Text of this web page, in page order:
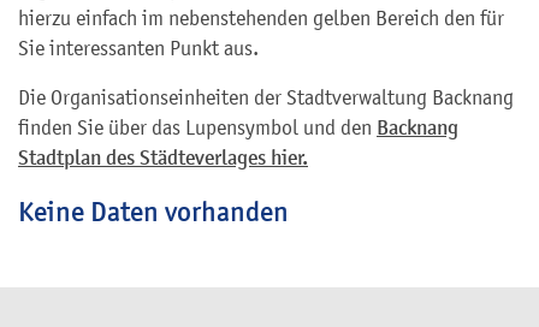
hierzu einfach im nebenstehenden gelben Bereich den für
Sie interessanten Punkt aus.
Die Organisationseinheiten der Stadtverwaltung Backnang
finden Sie über das Lupensymbol und den Backnang
Stadtplan des Städteverlages hier.
Keine Daten vorhanden